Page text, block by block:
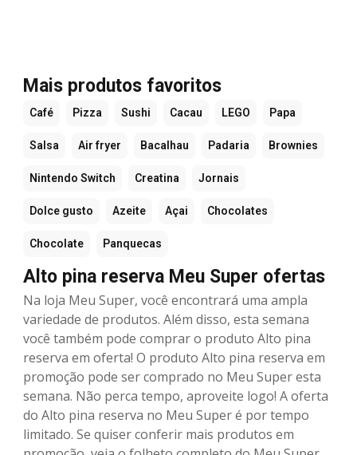
Mais produtos favoritos
Café Pizza Sushi Cacau LEGO Papa
Salsa Air fryer Bacalhau Padaria Brownies
Nintendo Switch Creatina Jornais
Dolce gusto Azeite Açai Chocolates
Chocolate Panquecas
Alto pina reserva Meu Super ofertas
Na loja Meu Super, você encontrará uma ampla
variedade de produtos. Além disso, esta semana
você também pode comprar o produto Alto pina
reserva em oferta! O produto Alto pina reserva em
promoção pode ser comprado no Meu Super esta
semana. Não perca tempo, aproveite logo! A oferta
do Alto pina reserva no Meu Super é por tempo
limitado. Se quiser conferir mais produtos em